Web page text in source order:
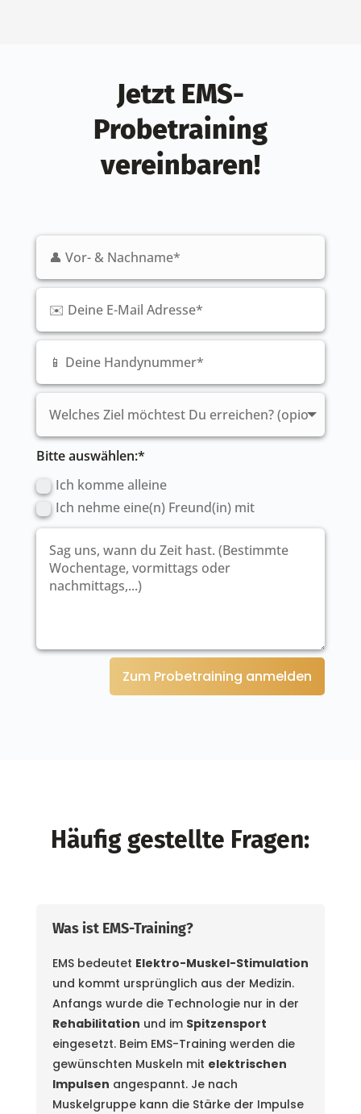
Jetzt EMS-
Probetraining
vereinbaren!
Bitte auswählen:*
Ich komme alleine
Ich nehme eine(n) Freund(in) mit
Zum Probetraining anmelden
Häufig gestellte Fragen:
Was ist EMS-Training?
EMS bedeutet Elektro-Muskel-Stimulation
und kommt ursprünglich aus der Medizin.
Anfangs wurde die Technologie nur in der
Rehabilitation und im Spitzensport
eingesetzt. Beim EMS-Training werden die
gewünschten Muskeln mit elektrischen
Impulsen angespannt. Je nach
Muskelgruppe kann die Stärke der Impulse